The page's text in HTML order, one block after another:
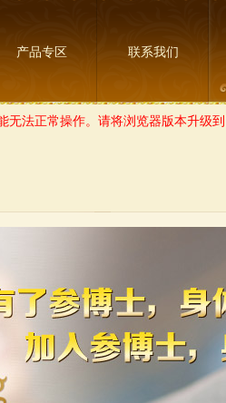
产品专区 联系我们
无法正常操作。请将浏览器版本升级